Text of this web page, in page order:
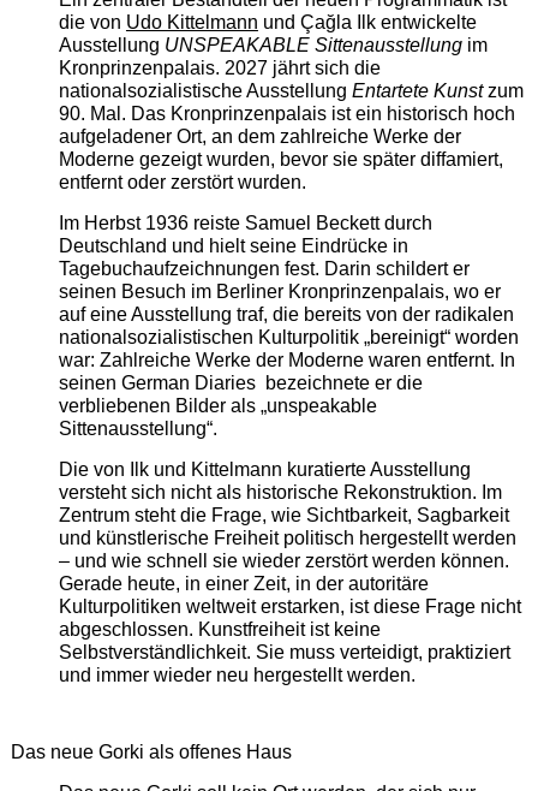
die von Udo Kittelmann und Çağla Ilk entwickelte
Ausstellung UNSPEAKABLE Sittenausstellungim
Kronprinzenpalais. 2027 jährt sich die
nationalsozialistische Ausstellung Entartete Kunstzum
90. Mal. Das Kronprinzenpalais ist ein historisch hoch
aufgeladener Ort, an dem zahlreiche Werke der
Moderne gezeigt wurden, bevor sie später diffamiert,
entfernt oder zerstört wurden.
Im Herbst 1936 reiste Samuel Beckett durch
Deutschland und hielt seine Eindrücke in
Tagebuchaufzeichnungen fest. Darin schildert er
seinen Besuch im Berliner Kronprinzenpalais, wo er
auf eine Ausstellung traf, die bereits von der radikalen
nationalsozialistischen Kulturpolitik „bereinigt“ worden
war: Zahlreiche Werke der Moderne waren entfernt. In
seinen German Diaries bezeichnete er die
verbliebenen Bilder als „unspeakable
Sittenausstellung“.
Die von Ilk und Kittelmann kuratierte Ausstellung
versteht sich nicht als historische Rekonstruktion. Im
Zentrum steht die Frage, wie Sichtbarkeit, Sagbarkeit
und künstlerische Freiheit politisch hergestellt werden
– und wie schnell sie wieder zerstört werden können.
Gerade heute, in einer Zeit, in der autoritäre
Kulturpolitiken weltweit erstarken, ist diese Frage nicht
abgeschlossen. Kunstfreiheit ist keine
Selbstverständlichkeit. Sie muss verteidigt, praktiziert
und immer wieder neu hergestellt werden.
Das neue Gorki als offenes Haus